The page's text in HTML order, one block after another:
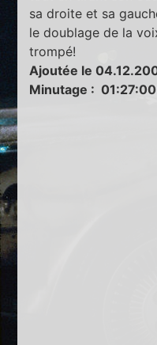
sa droite et sa
le doublage de la
trompé!
Ajoutée le
Minutage : 01:27:00